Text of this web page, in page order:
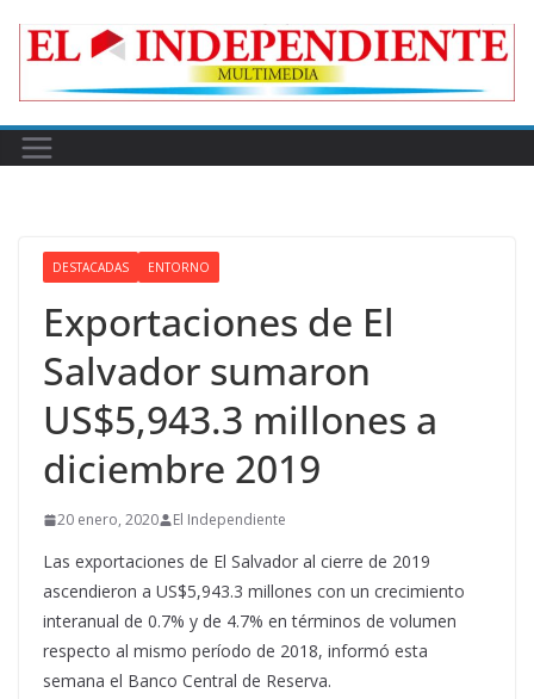
DESTACADAS ENTORNO
Exportaciones de El
Salvador sumaron
US$5,943.3 millones a
diciembre 2019
20 enero, 2020 El Independiente
Las exportaciones de El Salvador al cierre de 2019
ascendieron a US$5,943.3 millones con un crecimiento
interanual de 0.7% y de 4.7% en términos de volumen
respecto al mismo período de 2018, informó esta
semana el Banco Central de Reserva.